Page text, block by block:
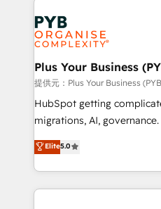
powerful growth engine.
drive results.
and growth-led companies
professional services,
industrial sectors. Offices
Town, Dubai & London. 500+ HubSpot CRM
implementations
across ChatGPT, Claude,
Google AI Overviews. HubSpot Impact Award -
Innovation HubSpot
Migration Excellence
Plus Your Business
提供元：Plus Your Business
HubSpot getting
migrations, AI, governance. We organise that
complexity, so your team
Welcome to our Profile! We help
implementation, reports,
training • CRM migration
Elite5.0